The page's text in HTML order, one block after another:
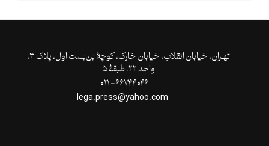
تهـران،‌ خیابان انقلاب، خیابان خارک، کوچۀ بن‌بست اول، پلاک ۳،
واحد ۲۲، طبقۀ ۵